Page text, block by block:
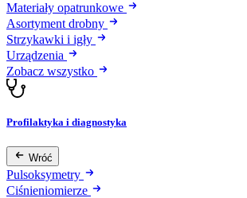
Materiały opatrunkowe
Asortyment drobny
Strzykawki i igły
Urządzenia
Zobacz wszystko
Profilaktyka i diagnostyka
Wróć
Pulsoksymetry
Ciśnieniomierze